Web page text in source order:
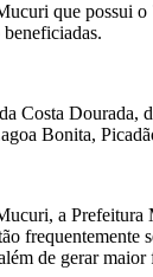
que
beneficiadas.
Costa
Bonita,
a
de gerar